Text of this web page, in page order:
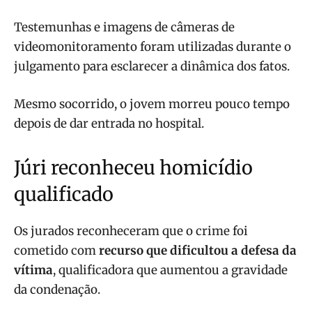
Testemunhas e imagens de câmeras de
videomonitoramento foram utilizadas durante o
julgamento para esclarecer a dinâmica dos fatos.
Mesmo socorrido, o jovem morreu pouco tempo
depois de dar entrada no hospital.
Júri reconheceu homicídio
qualificado
Os jurados reconheceram que o crime foi
cometido comrecurso que dificultou a defesa da
vítima, qualificadora que aumentou a gravidade
da condenação.